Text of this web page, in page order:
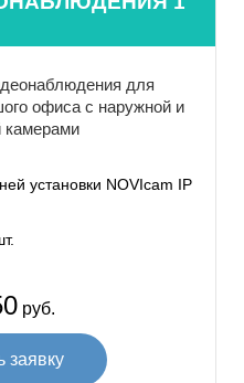
для
офиса с наружной и
камерами
установки NOVIcam IP
руб.
заявку